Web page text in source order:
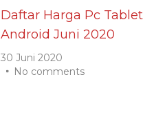
Daftar Harga Pc Tablet
Android Juni 2020
30 Juni 2020
No comments